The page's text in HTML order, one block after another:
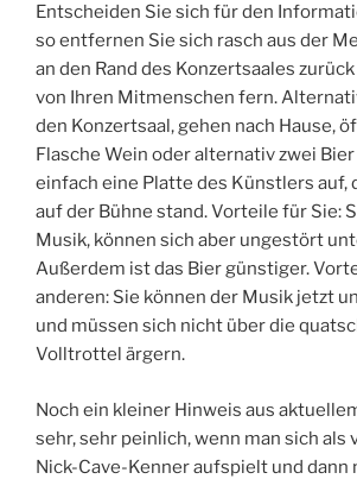
Entscheiden Sie sich für den
so entfernen Sie sich rasch aus der
an den Rand des Konzertsaales
von Ihren Mitmenschen fern.
den Konzertsaal, gehen nach Hause,
Flasche Wein oder alternativ zwei
einfach eine Platte des Künstlers auf,
auf der Bühne stand. Vorteile für Sie:
Musik, können sich aber ungestört
Außerdem ist das Bier günstiger.
anderen: Sie können der Musik jetzt
und müssen sich nicht über die
Volltrottel ärgern.
Noch ein kleiner Hinweis aus
sehr, sehr peinlich, wenn man sich
Nick-Cave-Kenner aufspielt und dann